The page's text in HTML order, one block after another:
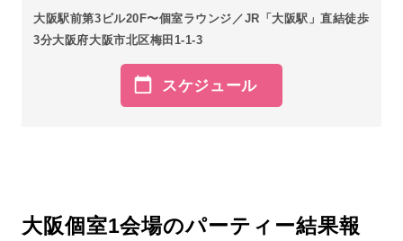
大阪駅前第3ビル20F〜個室ラウンジ／JR「大阪駅」直結徒歩
3分大阪府大阪市北区梅田1-1-3
スケジュール
大阪個室1会場のパーティー結果報